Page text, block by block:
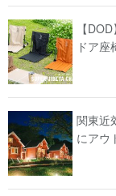
【
ドア
関東近
にアウ